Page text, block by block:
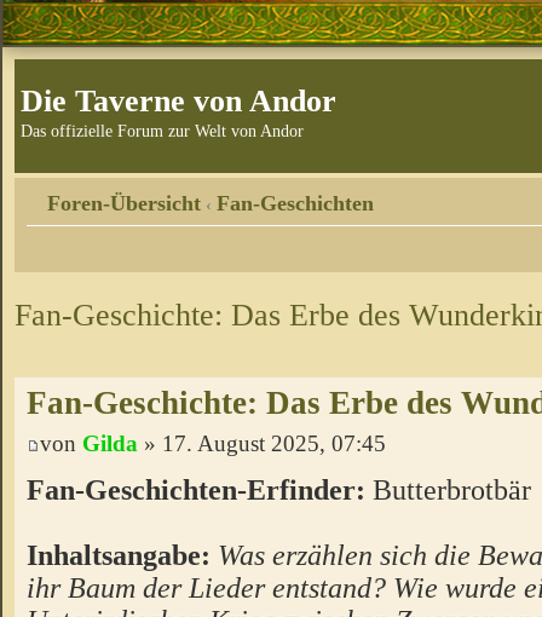
Die Taverne von Andor
Das offizielle Forum zur Welt von Andor
Foren-Übersicht ‹ Fan-Geschichten
Fan-Geschichte: Das Erbe des
Fan-Geschichte: Das Erbe des
von Gilda » 17. August 2025, 07:45
Fan-Geschichten-Erfinder: Butterbrotbär
Inhaltsangabe: Was erzählen sich die
ihr Baum der Lieder entstand? Wie wurde